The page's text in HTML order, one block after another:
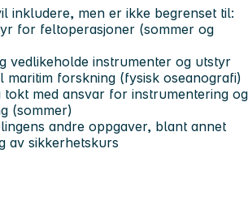
inkludere, men er ikke begrenset til:
for feltoperasjoner (sommer og
vedlikeholde instrumenter og utstyr
maritim forskning (fysisk oseanografi)
tokt med ansvar for instrumentering og
(sommer)
andre oppgaver, blant annet
av sikkerhetskurs